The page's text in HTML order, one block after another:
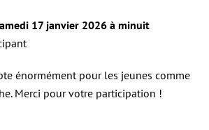
17 janvier 2026 à minuit
énormément pour les jeunes comme
Merci pour votre participation !